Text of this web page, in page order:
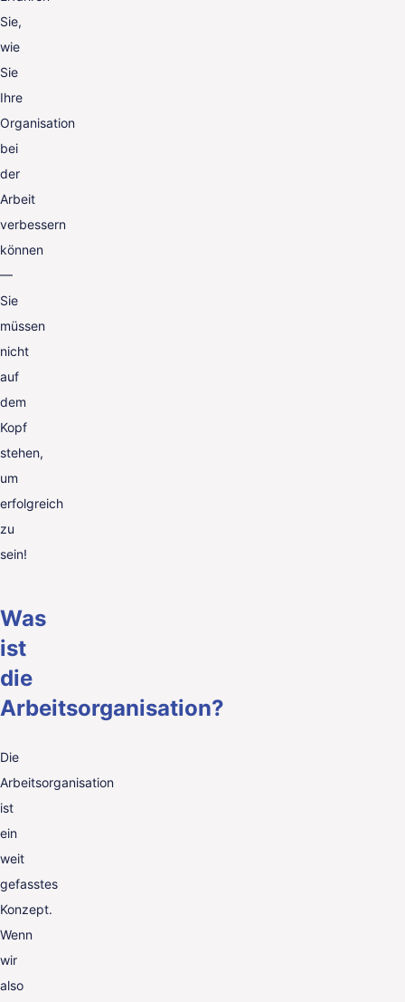
Sie,
wie
Sie
Ihre
Organisation
bei
der
Arbeit
verbessern
können
—
Sie
müssen
nicht
auf
dem
Kopf
stehen,
um
erfolgreich
zu
sein!
Was
ist
die
Arbeitsorganisation?
Die
Arbeitsorganisation
ist
ein
weit
gefasstes
Konzept.
Wenn
wir
also